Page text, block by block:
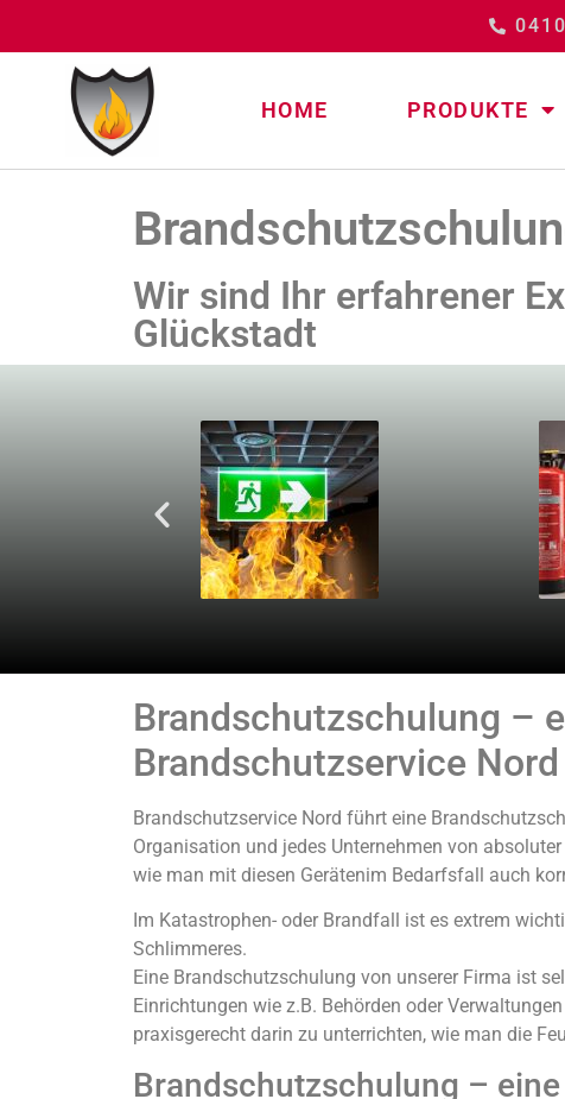
HOME PRODUKTE
Wir sind Ihr erfahrener
Glückstadt
Brandschutzschulung –
Brandschutzservice Nord
Brandschutzservice Nord führt eine
Organisation und jedes Unternehmen von
wie man mit diesen Gerätenim Bedarfsfall auch
Im Katastrophen- oder Brandfall ist es extrem
Schlimmeres.
Eine Brandschutzschulung von unserer Firma ist
Einrichtungen wie z.B. Behörden oder
praxisgerecht darin zu unterrichten, wie man die
Brandschutzschulung –